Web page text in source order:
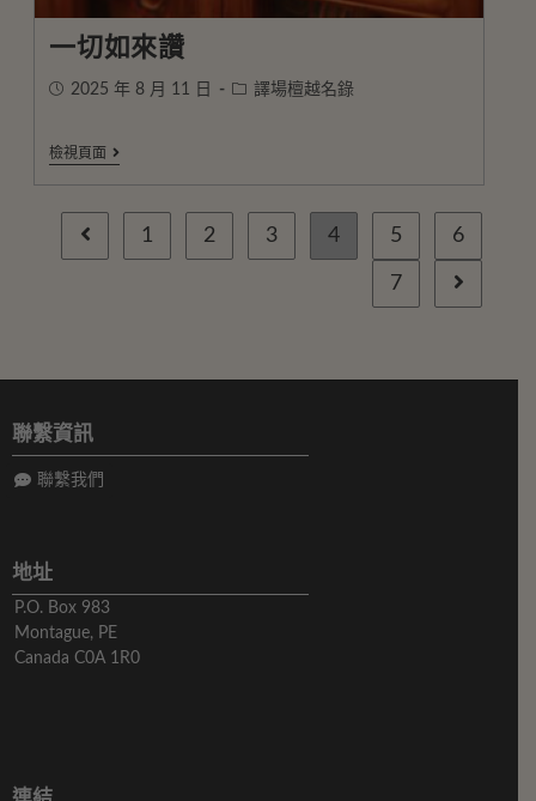
一切如來讚
2025 年 8 月 11 日 譯場檀越名錄
檢視頁面
1 2 3 4 5 6
7
聯繫資訊
聯繫我們
地址
P.O. Box 983
Montague, PE
Canada C0A 1R0